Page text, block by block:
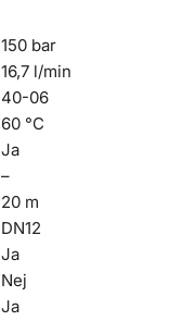
150 bar
16,7 l/min
40-06
60 °C
Ja
–
20 m
DN12
Ja
Nej
Ja